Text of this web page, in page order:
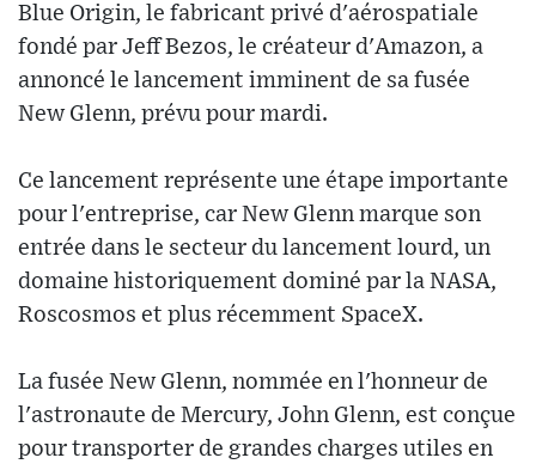
Blue Origin, le fabricant privé d'aérospatiale
fondé par Jeff Bezos, le créateur d'Amazon, a
annoncé le lancement imminent de sa fusée
New Glenn, prévu pour mardi.
Ce lancement représente une étape importante
pour l'entreprise, car New Glenn marque son
entrée dans le secteur du lancement lourd, un
domaine historiquement dominé par la NASA,
Roscosmos et plus récemment SpaceX.
La fusée New Glenn, nommée en l'honneur de
l'astronaute de Mercury, John Glenn, est conçue
pour transporter de grandes charges utiles en